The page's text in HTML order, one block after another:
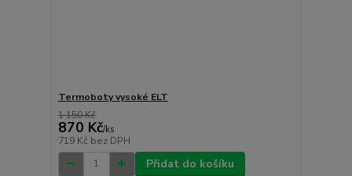
Termoboty vysoké ELT
1 150 Kč
870 Kč/ks
719 Kč bez DPH
Přidat do košíku